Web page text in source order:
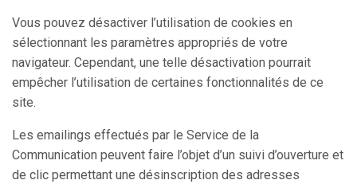
Vous pouvez désactiver l’utilisation de cookies en
sélectionnant les paramètres appropriés de votre
navigateur. Cependant, une telle désactivation pourrait
empêcher l’utilisation de certaines fonctionnalités de ce
site.
Les emailings effectués par le Service de la
Communication peuvent faire l’objet d’un suivi d’ouverture et
de clic permettant une désinscription des adresses